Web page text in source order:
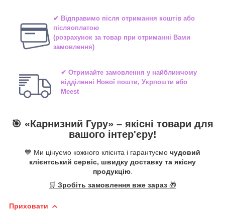
✔ Відправимо після отримання коштів або
післяоплатою
(розрахунок за товар при отриманні Вами
замовлення)
✔ Отримайте замовлення у найближчому
відділенні Нової пошти, Укрпошти або
Meest
🎯 «Карнизний Гуру» – якісні товари для
вашого інтер'єру!
💙 Ми цінуємо кожного клієнта і гарантуємо чудовий
клієнтський сервіс, швидку доставку та якісну
продукцію.
🛒 Зробіть замовлення вже зараз 🎁
Приховати